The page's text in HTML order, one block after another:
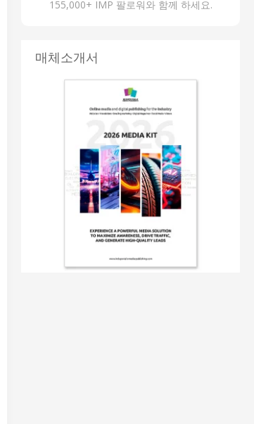
155,000+ IMP 팔로워와 함께 하세요.
매체소개서